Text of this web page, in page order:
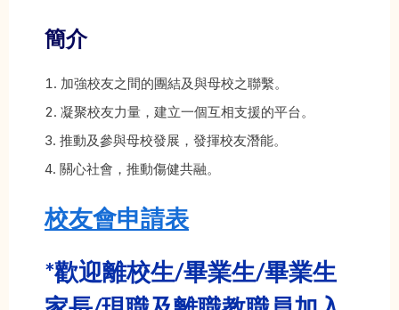
簡介
加強校友之間的團結及與母校之聯繫。
凝聚校友力量，建立一個互相支援的平台。
推動及參與母校發展，發揮校友潛能。
關心社會，推動傷健共融。
校友會申請表
*歡迎離校生/畢業生/畢業生